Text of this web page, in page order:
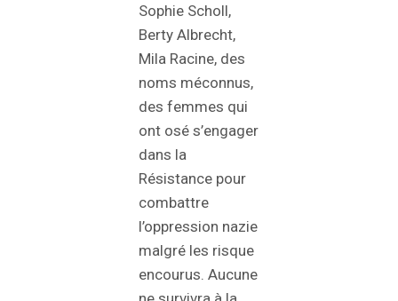
Sophie Scholl,
Berty Albrecht,
Mila Racine, des
noms méconnus,
des femmes qui
ont osé s’engager
dans la
Résistance pour
combattre
l’oppression nazie
malgré les risque
encourus. Aucune